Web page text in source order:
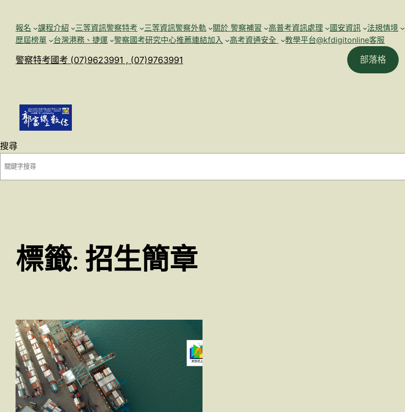
報名 課程介紹 三等資訊警察特考 三等資訊警察外軌 關於 警察補習 高普考資訊處理 國安資訊 法規情境
歷屆榜單
台灣港務、捷運 警察國考研究中心推薦連結加入 高考資通安全 教學平台@kfdigitonline客服
警察特考國考 (07)9623991 , (07)9763991 部落格
搜尋
標籤: 招生簡章